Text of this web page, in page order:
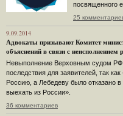
посвященного
25
9.09.2014
Адвокаты призывают Комитет
объяснений в связи с
Невыполнение Верховным судом
последствия для заявителей, так
Россию, а Лебедеву было отказано
выехать из России».
36 комментариев